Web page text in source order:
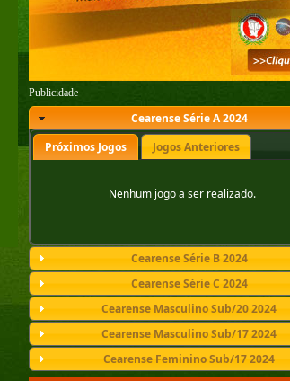
Publicidade
Cearense Série A 2024
Próximos Jogos
Jogos Anteriores
Nenhum jogo a ser realizado.
Cearense Série B 2024
Cearense Série C 2024
Cearense Masculino Sub/20 2024
Cearense Masculino Sub/17 2024
Cearense Feminino Sub/17 2024